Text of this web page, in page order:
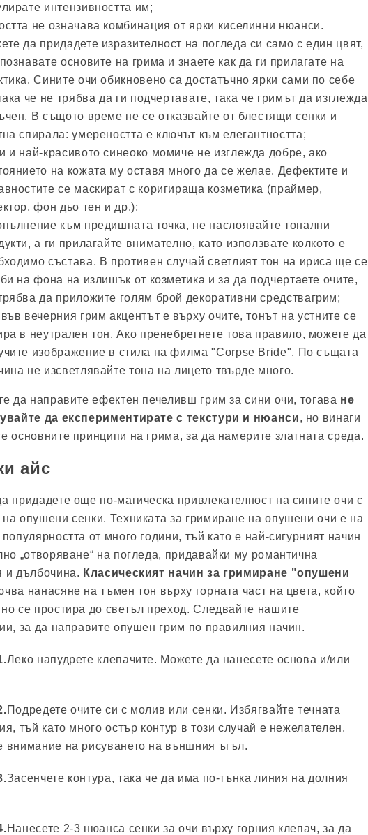
интензивността им;
не означава комбинация от ярки киселинни нюанси.
да придадете изразителност на погледа си само с един цвят,
основите на грима и знаете как да ги прилагате на
Сините очи обикновено са достатъчно ярки сами по себе
че не трябва да ги подчертавате, така че гримът да изглежда
В същото време не се отказвайте от блестящи сенки и
спирала: умереността е ключът към елегантността;
и най-красивото синеоко момиче не изглежда добре, ако
на кожата му оставя много да се желае. Дефектите и
се маскират с коригираща козметика (праймер,
фон дьо тен и др.);
към предишната точка, не наслоявайте тонални
а ги прилагайте внимателно, като използвате колкото е
състава. В противен случай светлият тон на ириса ще се
на фона на излишък от козметика и за да подчертаете очите,
да приложите голям брой декоративни средствагрим;
вечерния грим акцентът е върху очите, тонът на устните се
в неутрален тон. Ако пренебрегнете това правило, можете да
изображение в стила на филма "Corpse Bride". По същата
не изсветлявайте тона на лицето твърде много.
да направите ефектен печеливш грим за сини очи, тогава не
да експериментирате с текстури и нюанси, но винаги
основните принципи на грима, за да намерите златната среда.
айс
придадете още по-магическа привлекателност на сините очи с
опушени сенки. Техниката за гримиране на опушени очи е на
от много години, тъй като е най-сигурният начин
„отворяване“ на погледа, придавайки му романтична
и дълбочина. Класическият начин за гримиране "опушени
нанасяне на тъмен тон върху горната част на цвета, който
се простира до светъл преход. Следвайте нашите
за да направите опушен грим по правилния начин.
Леко напудрете клепачите. Можете да нанесете основа и/или
Подредете очите си с молив или сенки. Избягвайте течната
тъй като много остър контур в този случай е нежелателен.
внимание на рисуването на външния ъгъл.
Засенчете контура, така че да има по-тънка линия на долния
Нанесете 2-3 нюанса сенки за очи върху горния клепач, за да